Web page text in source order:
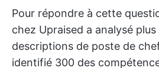
Pour répondre à cette
chez Upraised a analysé
descriptions de poste de
identifié 300 des